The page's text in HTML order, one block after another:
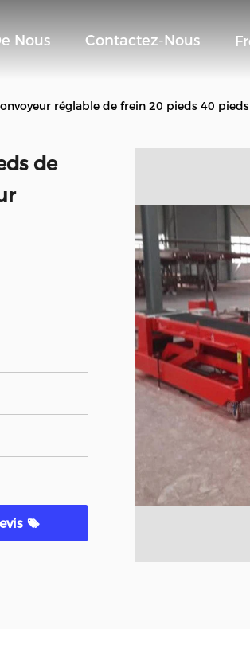
Nous Contactez-Nous
réglable de frein 20 pieds 40
de